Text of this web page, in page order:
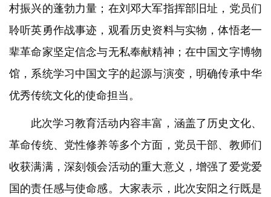
村振兴的蓬勃力量；在刘邓大军指挥部旧址，党员们
聆听英勇作战事迹，观看历史资料与实物，体悟老一
辈革命家坚定信念与无私奉献精神；在中国文字博物
馆，系统学习中国文字的起源与演变，明确传承中华
优秀传统文化的使命担当。
此次学习教育活动内容丰富，涵盖了历史文化、
革命传统、党性修养等多个方面，党员干部、教师们
收获满满，深刻领会活动的重大意义，增强了爱党爱
国的责任感与使命感。大家表示，此次安阳之行既是